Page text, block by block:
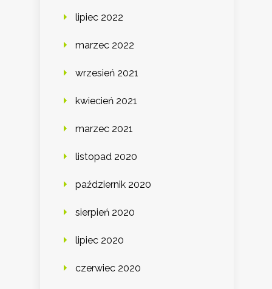
lipiec 2022
marzec 2022
wrzesień 2021
kwiecień 2021
marzec 2021
listopad 2020
październik 2020
sierpień 2020
lipiec 2020
czerwiec 2020